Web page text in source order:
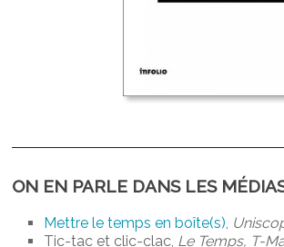
ON EN PARLE DANS LES
Mettre le temps en boîte(s),
Tic-tac et clic-clac, Le Temps, T-